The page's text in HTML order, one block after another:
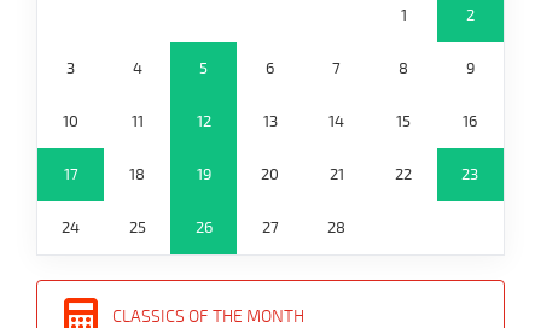
1 2
3 4 5 6 7 8 9
10 11 12 13 14 15 16
17 18 19 20 21 22 23
24 25 26 27 28
CLASSICS OF THE MONTH